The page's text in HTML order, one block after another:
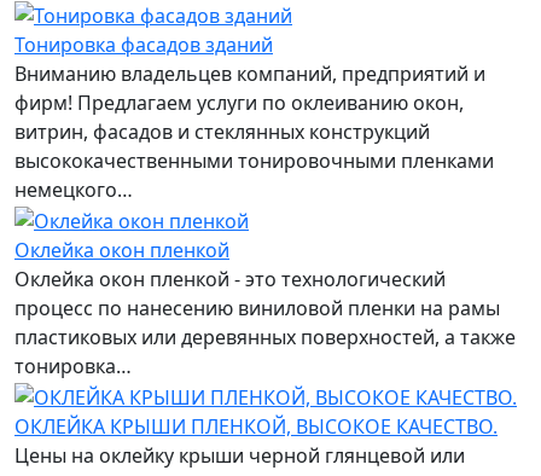
Тонировка фасадов зданий
Вниманию владельцев компаний, предприятий и
фирм! Предлагаем услуги по оклеиванию окон,
витрин, фасадов и стеклянных конструкций
высококачественными тонировочными пленками
немецкого…
Оклейка окон пленкой
Оклейка окон пленкой - это технологический
процесс по нанесению виниловой пленки на рамы
пластиковых или деревянных поверхностей, а также
тонировка…
ОКЛЕЙКА КРЫШИ ПЛЕНКОЙ, ВЫСОКОЕ КАЧЕСТВО.
Цены на оклейку крыши черной глянцевой или